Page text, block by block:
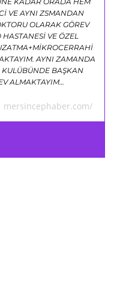
VE AYNI ZSMANDAN
OLARAK GÖREV
VE ÖZEL
AYNI ZAMANDA
KULÜBÜNDE BAŞKAN
ALMAKTAYIM…
mersincephaber.com/